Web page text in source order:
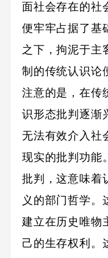
面社会存在的社
便牢牢占据了基
之下，拘泥于主
制的传统认识论
注意的是，在传
识形态批判逐渐
无法有效介入社
现实的批判功能
批判，这意味着
义的部门哲学。
建立在历史唯物
己的生存权利。